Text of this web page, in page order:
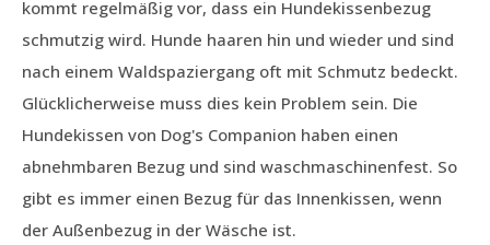
kommt regelmäßig vor, dass ein Hundekissenbezug
schmutzig wird. Hunde haaren hin und wieder und sind
nach einem Waldspaziergang oft mit Schmutz bedeckt.
Glücklicherweise muss dies kein Problem sein. Die
Hundekissen von Dog's Companion haben einen
abnehmbaren Bezug und sind waschmaschinenfest. So
gibt es immer einen Bezug für das Innenkissen, wenn
der Außenbezug in der Wäsche ist.